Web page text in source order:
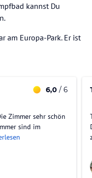
kannst Du
am Europa-Park. Er ist
6,0 / 6
Zimmer sehr schön
sind im